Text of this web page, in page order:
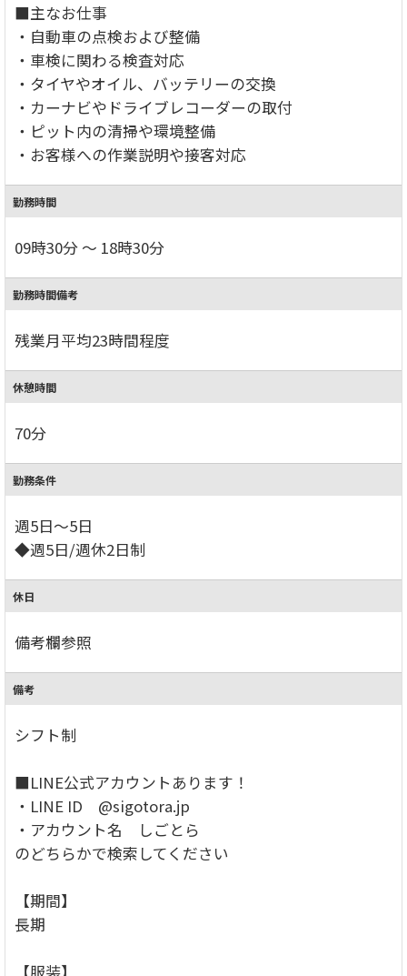
■主なお仕事
・自動車の点検および整備
・車検に関わる検査対応
・タイヤやオイル、バッテリーの交換
・カーナビやドライブレコーダーの取付
・ピット内の清掃や環境整備
・お客様への作業説明や接客対応
勤務時間
09時30分 ～ 18時30分
勤務時間備考
残業月平均23時間程度
休憩時間
70分
勤務条件
週5日～5日
◆週5日/週休2日制
休日
備考欄参照
備考
シフト制
■LINE公式アカウントあります！
・LINE ID @sigotora.jp
・アカウント名 しごとら
のどちらかで検索してください
【期間】
長期
【服装】